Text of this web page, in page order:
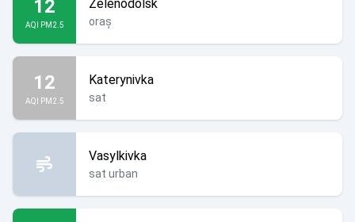
12
AQI PM2.5
Zelenodolsk
oraș
12
AQI PM2.5
Katerynivka
sat
Vasylkivka
sat urban